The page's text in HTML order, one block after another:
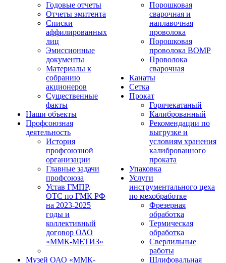
Годовые отчеты
Отчеты эмитента
Списки
аффилированных
лиц
Эмиссионные
документы
Материалы к
собранию
акционеров
Существенные
факты
Наши объекты
Профсоюзная
деятельность
История
профсоюзной
организации
Главные задачи
профсоюза
Устав ГМПР,
ОТС по ГМК РФ
на 2023-2025
годы и
коллективный
договор ОАО
«ММК-МЕТИЗ»
Музей ОАО «ММК-
Порошковая
сварочная и
наплавочная
проволока
Порошковая
проволока ВОМР
Проволока
сварочная
Канаты
Сетка
Прокат
Горячекатаный
Калиброванный
Рекомендации по
выгрузке и
условиям хранения
калиброванного
проката
Упаковка
Услуги
инструментального цеха
по мехобработке
Фрезерная
обработка
Термическая
обработка
Сверлильные
работы
Шлифовальная